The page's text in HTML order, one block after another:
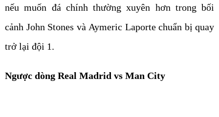
nếu muốn đá chính thường xuyên hơn trong bối
cảnh John Stones và Aymeric Laporte chuẩn bị quay
trở lại đội 1.
Ngược dòng Real Madrid vs Man City